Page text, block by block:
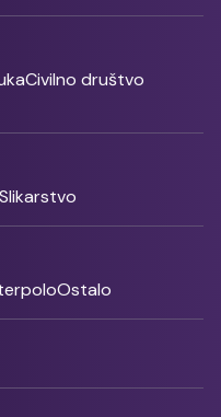
Civilno društvo
Slikarstvo
Ostalo